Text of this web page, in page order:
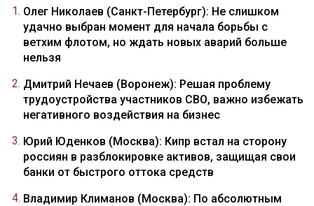
Олег Николаев (Санкт-Петербург): Не слишком
удачно выбран момент для начала борьбы с
ветхим флотом, но ждать новых аварий больше
нельзя
Дмитрий Нечаев (Воронеж): Решая проблему
трудоустройства участников СВО, важно избежать
негативного воздействия на бизнес
Юрий Юденков (Москва): Кипр встал на сторону
россиян в разблокировке активов, защищая свои
банки от быстрого оттока средств
Владимир Климанов (Москва): По абсолютным